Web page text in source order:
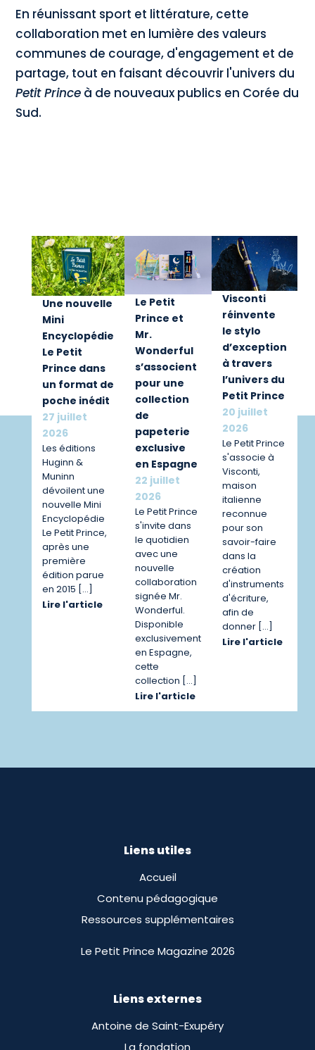
En réunissant sport et littérature, cette
collaboration met en lumière des valeurs
communes de courage, d'engagement et de
partage, tout en faisant découvrir l'univers du
Petit Prince à de nouveaux publics en Corée du
Sud.
Une nouvelle
Mini
Encyclopédie
Le Petit
Prince dans
un format de
poche inédit
27 juillet
2026
Les éditions
Huginn &
Muninn
dévoilent une
nouvelle Mini
Encyclopédie
Le Petit Prince,
après une
première
édition parue
en 2015 […]
Lire l'article
Le Petit
Prince et
Mr.
Wonderful
s’associent
pour une
collection
de
papeterie
exclusive
en Espagne
22 juillet
2026
Le Petit Prince
s'invite dans
le quotidien
avec une
nouvelle
collaboration
signée Mr.
Wonderful.
Disponible
exclusivement
en Espagne,
cette
collection […]
Lire l'article
Visconti
réinvente
le stylo
d’exception
à travers
l’univers du
Petit Prince
20 juillet
2026
Le Petit Prince
s'associe à
Visconti,
maison
italienne
reconnue
pour son
savoir-faire
dans la
création
d'instruments
d'écriture,
afin de
donner […]
Lire l'article
Liens utiles
Accueil
Contenu pédagogique
Ressources supplémentaires
Le Petit Prince Magazine 2026
Liens externes
Antoine de Saint-Exupéry
La fondation